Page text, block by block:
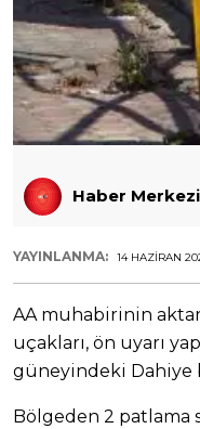
Haber Merkezi
YAYINLANMA: 14 HAZIRAN
AA muhabirinin
uçakları, ön uyarı
güneyindeki Dahiye
Bölgeden 2 patlama